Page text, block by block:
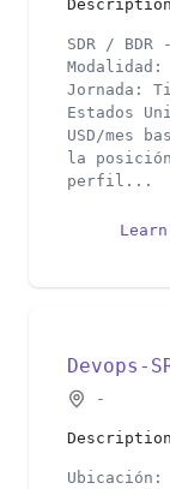
SDR /
Modalidad:
Jornada:
Estados
USD/mes
la
perfil...
Devops-
-
Ubicación: